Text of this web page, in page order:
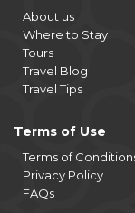
About us
Where to Stay
Tours
Travel Blog
Travel Tips
Terms of Use
Terms of
Privacy Policy
FAQs